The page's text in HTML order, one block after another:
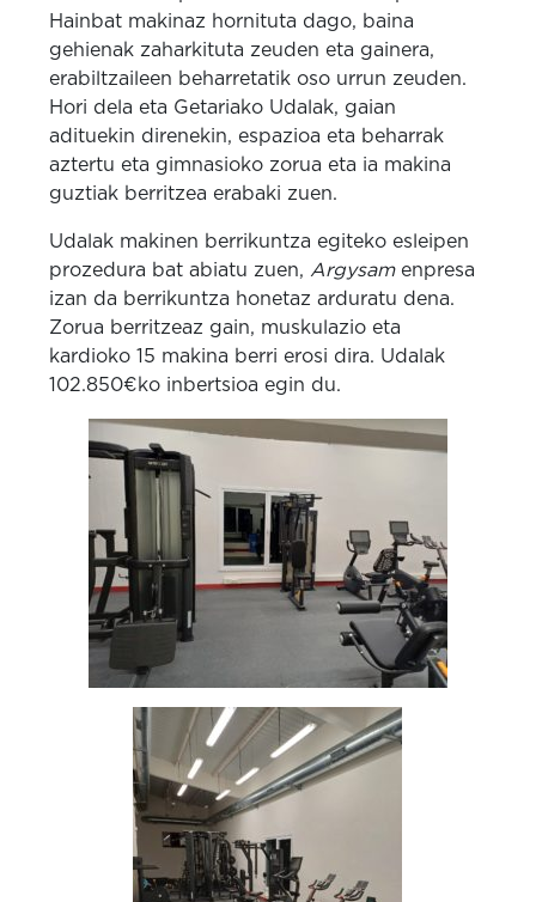
Hainbat makinaz hornituta dago, baina
gehienak zaharkituta zeuden eta gainera,
erabiltzaileen beharretatik oso urrun zeuden.
Hori dela eta Getariako Udalak, gaian
adituekin direnekin, espazioa eta beharrak
aztertu eta gimnasioko zorua eta ia makina
guztiak berritzea erabaki zuen.
Udalak makinen berrikuntza egiteko esleipen
prozedura bat abiatu zuen, Argysamenpresa
izan da berrikuntza honetaz arduratu dena.
Zorua berritzeaz gain, muskulazio eta
kardioko 15 makina berri erosi dira. Udalak
102.850€ko inbertsioa egin du.